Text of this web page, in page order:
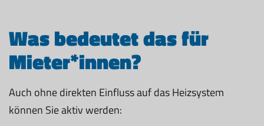
Was bedeutet das für
Mieter*innen?
Auch ohne direkten Einfluss auf das Heizsystem
können Sie aktiv werden: